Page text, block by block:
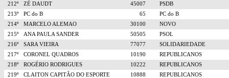
212º
ZÉ DAUDT 45007
PSDB
213º
PC do B 65
PC do B
214º
MARCELO ALEMAO 30100
NOVO
215º
ANA PAULA SANDER 50505
PSOL
216º
SARA VIEIRA 77077
SOLIDARIEDADE
217º
CORONEL QUADROS 10190
REPUBLICANOS
218º
ROGÉRIO RODRIGUES 10222
REPUBLICANOS
219º
CLAITON CAPITÃO DO ESPORTE 10888
REPUBLICANOS